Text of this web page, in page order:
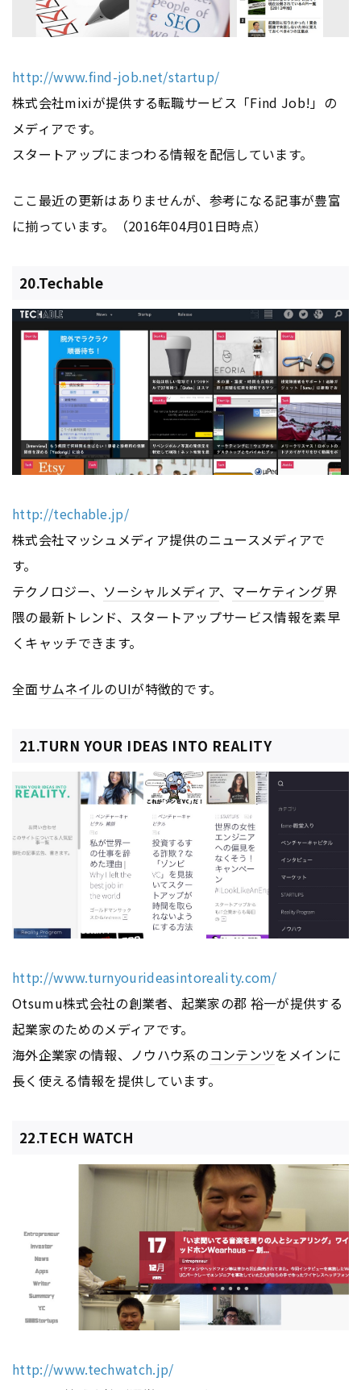
http://www.find-job.net/startup/
株式会社mixiが提供する転職サービス「Find Job!」の
メディアです。
スタートアップにまつわる情報を配信しています。
ここ最近の更新はありませんが、参考になる記事が豊富
に揃っています。（2016年04月01日時点）
20.Techable
http://techable.jp/
株式会社マッシュメディア提供のニュースメディアで
す。
テクノロジー、 ソーシャルメディア、 マーケティング界
隈の最新トレンド、スタートアップサービス情報を素早
くキャッチできます。
全面サムネイルのUIが特徴的です。
21.TURN YOUR IDEAS INTO REALITY
http://www.turnyourideasintoreality.com/
Otsumu株式会社の創業者、起業家の郡 裕一が提供する
起業家のためのメディアです。
海外企業家の情報、ノウハウ系のコンテンツをメインに
長く使える情報を提供しています。
22.TECH WATCH
http://www.techwatch.jp/